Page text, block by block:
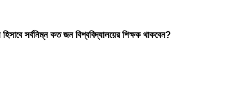
সর্বনিম্ন কত জন বিশ্ববিদ্যালয়ের শিক্ষক থাকবেন?